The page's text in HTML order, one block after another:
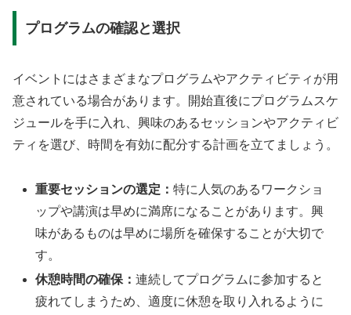
プログラムの確認と選択
イベントにはさまざまなプログラムやアクティビティが用
意されている場合があります。開始直後にプログラムスケ
ジュールを手に入れ、興味のあるセッションやアクティビ
ティを選び、時間を有効に配分する計画を立てましょう。
重要セッションの選定：特に人気のあるワークショ
ップや講演は早めに満席になることがあります。興
味があるものは早めに場所を確保することが大切で
す。
休憩時間の確保：連続してプログラムに参加すると
疲れてしまうため、適度に休憩を取り入れるように